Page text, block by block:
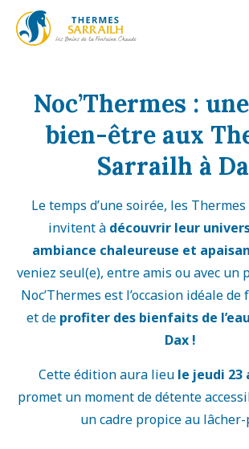
Noc’Thermes :
bien-être aux
Sarrailh à
Le temps d’une soirée, les
invitent à découvrir leur
ambiance chaleureuse et
veniez seul(e), entre amis ou avec un
Noc’Thermes est l’occasion idéale
et de profiter des bienfaits de
Dax !
Cette édition aura lieu le jeudi 23
promet un moment de détente
un cadre propice au